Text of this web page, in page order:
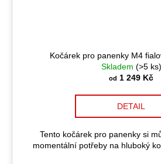
Kočárek pro panenky M4
Skladem (>5 ks)
od 1 249 Kč
DETAIL
Tento kočárek pro panenky si
momentální potřeby na hluboký